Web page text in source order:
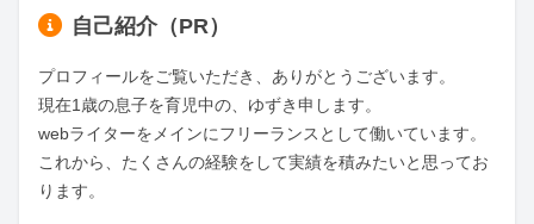
自己紹介（PR）
プロフィールをご覧いただき、ありがとうございます。
現在1歳の息子を育児中の、ゆずき申します。
webライターをメインにフリーランスとして働いています。
これから、たくさんの経験をして実績を積みたいと思ってお
ります。